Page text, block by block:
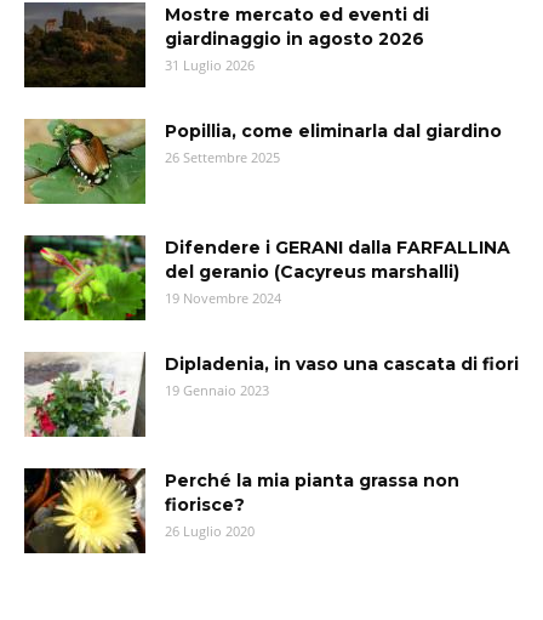
Mostre mercato ed eventi di
giardinaggio in agosto 2026
31 Luglio 2026
Popillia, come eliminarla dal giardino
26 Settembre 2025
Difendere i GERANI dalla FARFALLINA
del geranio (Cacyreus marshalli)
19 Novembre 2024
Dipladenia, in vaso una cascata di fiori
19 Gennaio 2023
Perché la mia pianta grassa non
fiorisce?
26 Luglio 2020